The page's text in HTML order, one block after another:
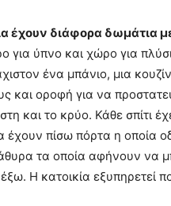
έχουν διάφορα δωμάτια
για ύπνο και χώρο για
ένα μπάνιο, μια
και οροφή για να
και το κρύο. Κάθε σπίτι
έχουν πίσω πόρτα η οποία
τα οποία αφήνουν να
Η κατοικία εξυπηρετεί